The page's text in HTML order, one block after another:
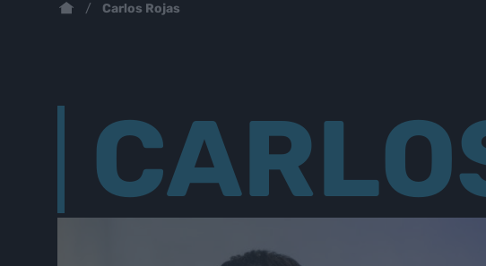
Carlos Rojas